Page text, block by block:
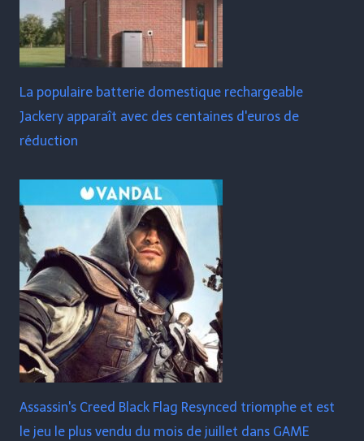
La populaire batterie domestique rechargeable
Jackery apparaît avec des centaines d'euros de
réduction
Assassin's Creed Black Flag Resynced triomphe et est
le jeu le plus vendu du mois de juillet dans GAME